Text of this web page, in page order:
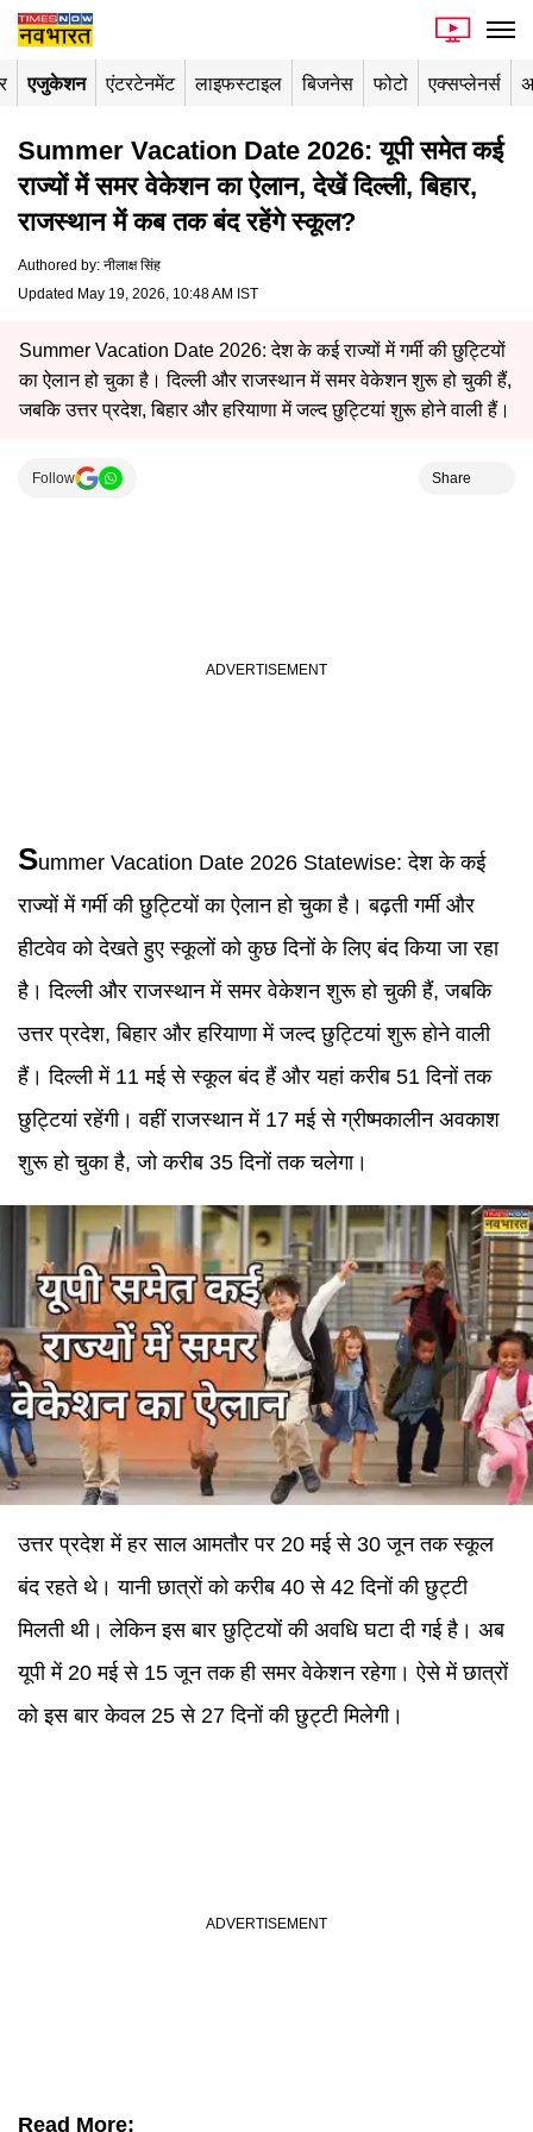
एजुकेशन एंटरटेनमेंट लाइफस्टाइल बिजनेस फोटो एक्सप्लेनर्स
Summer Vacation Date 2026: यूपी समेत कई
राज्यों में समर वेकेशन का ऐलान, देखें दिल्ली, बिहार,
राजस्थान में कब तक बंद रहेंगे स्कूल?
Authored by: नीलाक्ष सिंह
Updated May 19, 2026, 10:48 AM IST
Summer Vacation Date 2026: देश के कई राज्यों में गर्मी की छुट्टियों
का ऐलान हो चुका है। दिल्ली और राजस्थान में समर वेकेशन शुरू हो चुकी हैं,
जबकि उत्तर प्रदेश, बिहार और हरियाणा में जल्द छुट्टियां शुरू होने वाली हैं।
Follow Share
Summer Vacation Date 2026 Statewise: देश के कई
राज्यों में गर्मी की छुट्टियों का ऐलान हो चुका है। बढ़ती गर्मी और
हीटवेव को देखते हुए स्कूलों को कुछ दिनों के लिए बंद किया जा रहा
है। दिल्ली और राजस्थान में समर वेकेशन शुरू हो चुकी हैं, जबकि
उत्तर प्रदेश, बिहार और हरियाणा में जल्द छुट्टियां शुरू होने वाली
हैं। दिल्ली में 11 मई से स्कूल बंद हैं और यहां करीब 51 दिनों तक
छुट्टियां रहेंगी। वहीं राजस्थान में 17 मई से ग्रीष्मकालीन अवकाश
शुरू हो चुका है, जो करीब 35 दिनों तक चलेगा।
उत्तर प्रदेश में हर साल आमतौर पर 20 मई से 30 जून तक स्कूल
बंद रहते थे। यानी छात्रों को करीब 40 से 42 दिनों की छुट्टी
मिलती थी। लेकिन इस बार छुट्टियों की अवधि घटा दी गई है। अब
यूपी में 20 मई से 15 जून तक ही समर वेकेशन रहेगा। ऐसे में छात्रों
को इस बार केवल 25 से 27 दिनों की छुट्टी मिलेगी।
Read More: